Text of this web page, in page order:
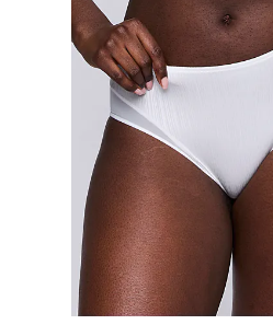
Kinderen
Badmode
Nachtmode
Ondergoed